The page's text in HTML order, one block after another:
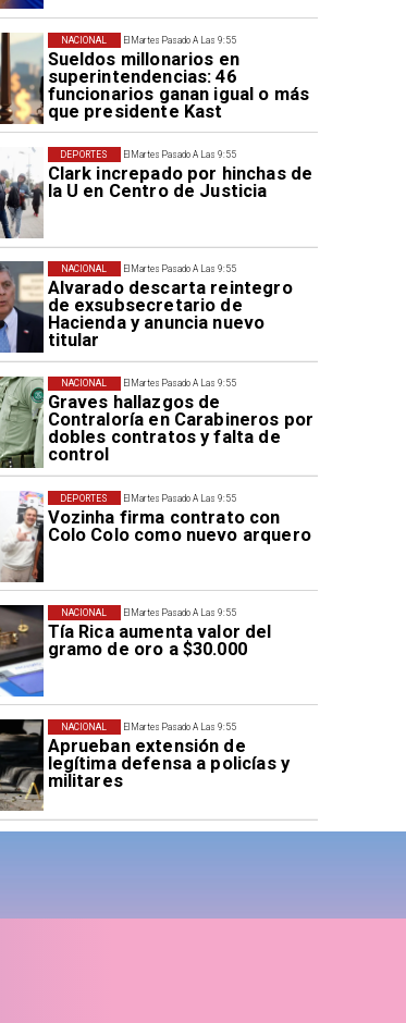
El Martes Pasado A Las 9:55
Sueldos millonarios en
superintendencias: 46
funcionarios ganan igual o más
que presidente Kast
NACIONAL
El Martes Pasado A Las 9:55
Clark increpado por hinchas de
la U en Centro de Justicia
DEPORTES
El Martes Pasado A Las 9:55
Alvarado descarta reintegro
de exsubsecretario de
Hacienda y anuncia nuevo
titular
NACIONAL
El Martes Pasado A Las 9:55
Graves hallazgos de
Contraloría en Carabineros por
dobles contratos y falta de
control
NACIONAL
El Martes Pasado A Las 9:55
Vozinha firma contrato con
Colo Colo como nuevo arquero
DEPORTES
El Martes Pasado A Las 9:55
Tía Rica aumenta valor del
gramo de oro a $30.000
NACIONAL
El Martes Pasado A Las 9:55
Aprueban extensión de
legítima defensa a policías y
militares
NACIONAL